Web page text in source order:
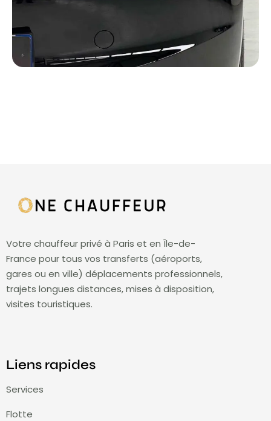
Votre chauffeur privé à Paris et en Île-de-
France pour tous vos transferts (aéroports,
gares ou en ville) déplacements professionnels,
trajets longues distances, mises à disposition,
visites touristiques.
Liens rapides
Services
Flotte